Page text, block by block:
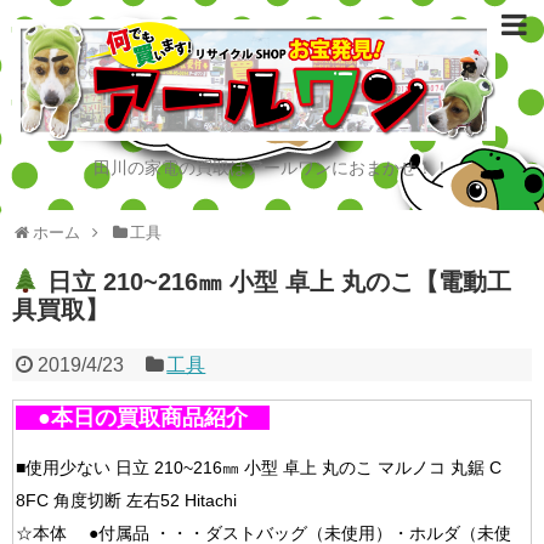
田川の家電の買取はアールワンにおまかせ！！
ホーム 工具
日立 210~216㎜ 小型 卓上 丸のこ【電動工
具買取】
2019/4/23 工具
●本日の買取商品紹介
■使用少ない 日立 210~216㎜ 小型 卓上 丸のこ マルノコ 丸鋸 C
8FC 角度切断 左右52 Hitachi
☆本体 ●付属品 ・・・ダストバッグ（未使用）・ホルダ（未使